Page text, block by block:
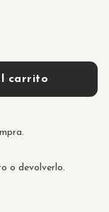
o devolverlo.